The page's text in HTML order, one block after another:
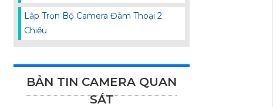
Lắp Trọn Bộ Camera Đàm Thoại 2
Chiều
BẢN TIN CAMERA QUAN
SÁT